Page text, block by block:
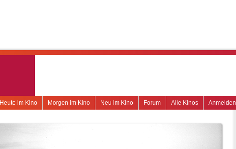
Anmelden
Alle Kinos
Forum
Neu im Kino
Morgen im Kino
Heute im Kino